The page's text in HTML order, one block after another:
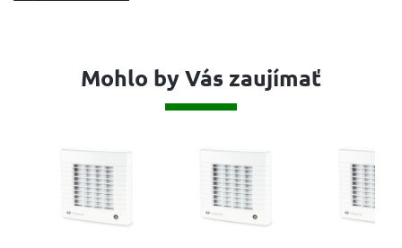
Mohlo by Vás zaujímať